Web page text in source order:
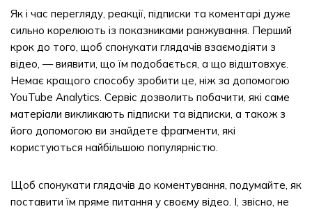
Як і час перегляду, реакції, підписки та коментарі дуже
сильно корелюють із показниками ранжування. Перший
крок до того, щоб спонукати глядачів взаємодіяти з
відео, — виявити, що їм подобається, а що відштовхує.
Немає кращого способу зробити це, ніж за допомогою
YouTube Analytics. Сервіс дозволить побачити, які саме
матеріали викликають підписки та відписки, а також з
його допомогою ви знайдете фрагменти, які
користуються найбільшою популярністю.
Щоб спонукати глядачів до коментування, подумайте, як
поставити їм пряме питання у своєму відео. І, звісно, ​​не